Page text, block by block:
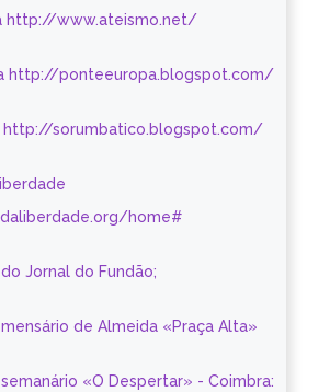
http://www.ateismo.net/
http://ponteeuropa.blogspot.com/
http://sorumbatico.blogspot.com/
home#
Jornal do Fundão;
de Almeida «Praça Alta»
«O Despertar» - Coimbra: